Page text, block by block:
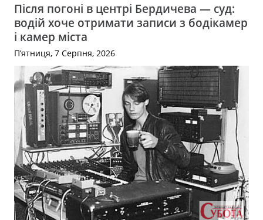
Після погоні в центрі Бердичева — суд:
водій хоче отримати записи з бодікамер
і камер міста
П’ятниця, 7 Серпня, 2026